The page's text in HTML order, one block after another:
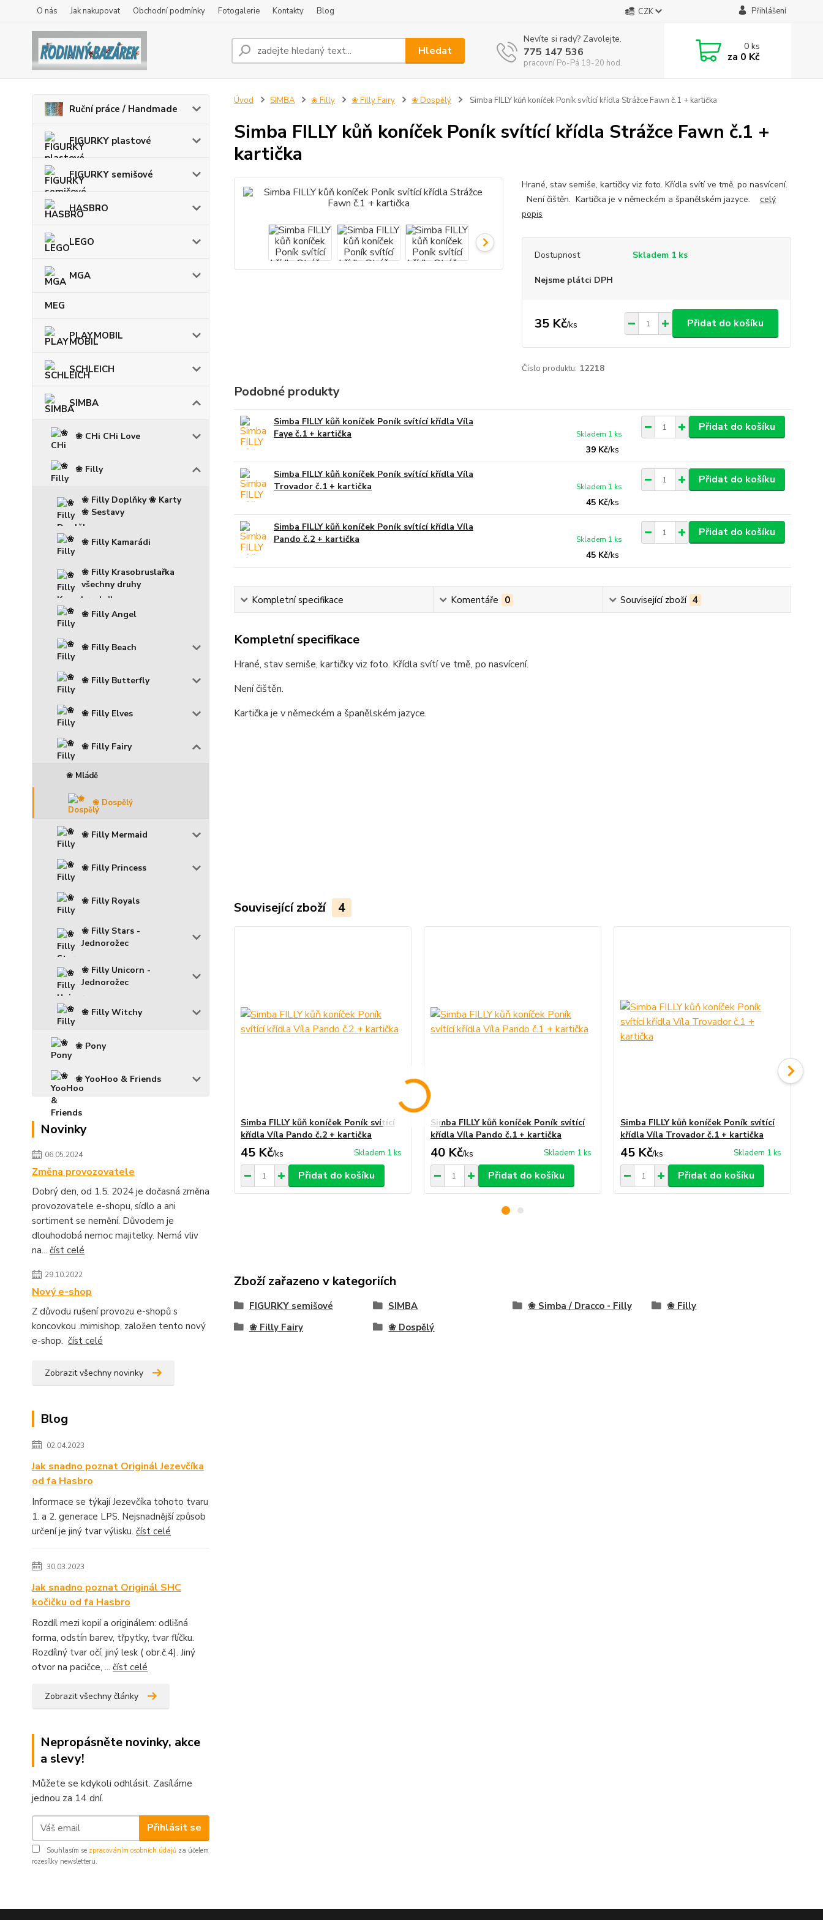
O nás Jak nakupovat Obchodní podmínky Fotogalerie Kontakty Blog CZK Přihlášení
Hledat
Nevíte si rady? Zavolejte.
775 147 536
pracovní Po-Pá 19-20 hod.
0ks
za 0 Kč
Ruční práce / Handmade
FIGURKY plastové
FIGURKY semišové
HASBRO
LEGO
MGA
MEG
PLAYMOBIL
SCHLEICH
SIMBA
❀ CHi CHi Love
❀ Filly
❀ Filly Doplňky ❀ Karty
❀ Sestavy
❀ Filly Kamarádi
❀ Filly Krasobruslařka
všechny druhy
❀ Filly Angel
❀ Filly Beach
❀ Filly Butterfly
❀ Filly Elves
❀ Filly Fairy
❀ Mládě
❀ Dospělý
❀ Filly Mermaid
❀ Filly Princess
❀ Filly Royals
❀ Filly Stars -
Jednorožec
❀ Filly Unicorn -
Jednorožec
❀ Filly Witchy
❀ Pony
❀ YooHoo & Friends
Novinky
06.05.2024
Změna provozovatele
Dobrý den, od 1.5. 2024 je dočasná změna
provozovatele e-shopu, sídlo a ani
sortiment se nemění. Důvodem je
dlouhodobá nemoc majitelky. Nemá vliv
na... číst celé
29.10.2022
Nový e-shop
Z důvodu rušení provozu e-shopů s
koncovkou .mimishop, založen tento nový
e-shop. číst celé
Zobrazit všechny novinky
Blog
02.04.2023
Jak snadno poznat Originál Jezevčíka
od fa Hasbro
Informace se týkají Jezevčíka tohoto tvaru
1. a 2. generace LPS. Nejsnadnější způsob
určení je jiný tvar výlisku. číst celé
30.03.2023
Jak snadno poznat Originál SHC
kočičku od fa Hasbro
Rozdíl mezi kopií a originálem: odlišná
forma, odstín barev, třpytky, tvar flíčku.
Rozdílný tvar očí, jiný lesk ( obr.č.4). Jiný
otvor na pacičce, ... číst celé
Zobrazit všechny články
Nepropásněte novinky, akce
a slevy!
Můžete se kdykoli odhlásit. Zasíláme
jednou za 14 dní.
Přihlásit se
Souhlasím se zpracováním osobních údajů za účelem
rozesílky newsletteru.
Úvod SIMBA ❀ Filly ❀ Filly Fairy ❀ Dospělý Simba FILLY kůň koníček Poník svítící křídla Strážce Fawn č.1 + kartička
Simba FILLY kůň koníček Poník svítící křídla Strážce Fawn č.1 +
kartička
Hrané, stav semiše, kartičky viz foto. Křídla svítí ve tmě, po nasvícení.
Není čištěn. Kartička je v německém a španělském jazyce. celý
popis
Dostupnost Skladem 1 ks
Nejsme plátci DPH
35 Kč/ks Přidat do košíku
Číslo produktu: 12218
Podobné produkty
Simba FILLY kůň koníček Poník svítící křídla Víla
Faye č.1 + kartička
39 Kč/ks
Skladem 1 ks
Přidat do košíku
Simba FILLY kůň koníček Poník svítící křídla Víla
Trovador č.1 + kartička
45 Kč/ks
Skladem 1 ks
Přidat do košíku
Simba FILLY kůň koníček Poník svítící křídla Víla
Pando č.2 + kartička
45 Kč/ks
Skladem 1 ks
Přidat do košíku
Kompletní specifikace Komentáře 0 Související zboží 4
Kompletní specifikace
Hrané, stav semiše, kartičky viz foto. Křídla svítí ve tmě, po nasvícení.
Není čištěn.
Kartička je v německém a španělském jazyce.
Související zboží 4
Simba FILLY kůň koníček Poník svítící
křídla Víla Pando č.2 + kartička
45 Kč/ks Skladem 1 ks
Přidat do košíku
Simba FILLY kůň koníček Poník svítící
křídla Víla Pando č.1 + kartička
40 Kč/ks Skladem 1 ks
Přidat do košíku
Simba FILLY kůň koníček Poník svítící
křídla Víla Trovador č.1 + kartička
45 Kč/ks Skladem 1 ks
Přidat do košíku
Zboží zařazeno v kategoriích
FIGURKY semišové SIMBA ❀ Simba / Dracco - Filly
❀ Filly
❀ Filly Fairy
❀ Dospělý